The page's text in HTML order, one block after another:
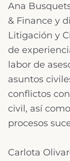
Ana
& Finance y
Litigación y
de
labor de
asuntos
conflictos
civil, así
procesos
Carlota